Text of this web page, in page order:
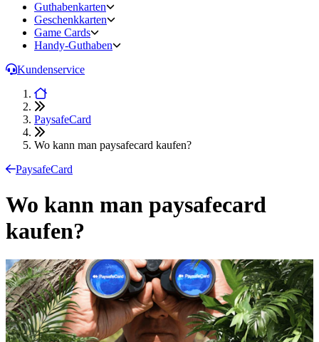
Guthabenkarten
Geschenkkarten
Game Cards
Handy-Guthaben
Kundenservice
PaysafeCard
Wo kann man paysafecard kaufen?
PaysafeCard
Wo kann man paysafecard
kaufen?